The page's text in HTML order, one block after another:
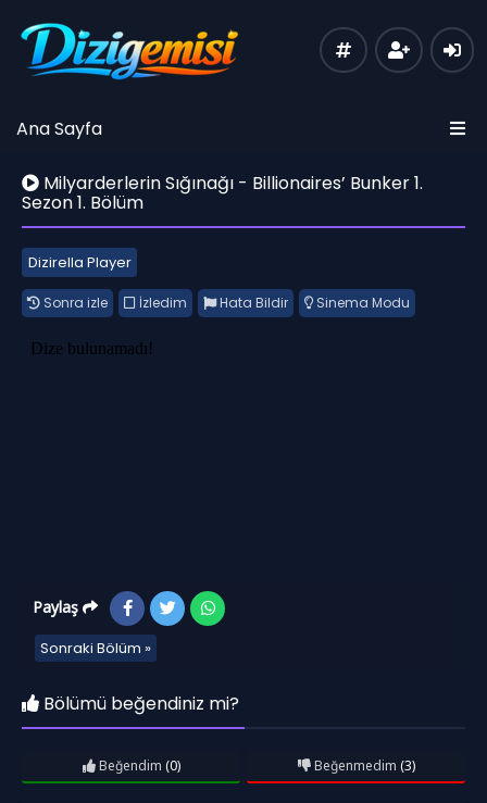
Ana Sayfa
Milyarderlerin Sığınağı - Billionaires’ Bunker 1.
Sezon 1. Bölüm
Dizirella Player
Sonra izle İzledim Hata Bildir Sinema Modu
Paylaş
Sonraki Bölüm »
Bölümü beğendiniz mi?
Beğendim (0) Beğenmedim (3)